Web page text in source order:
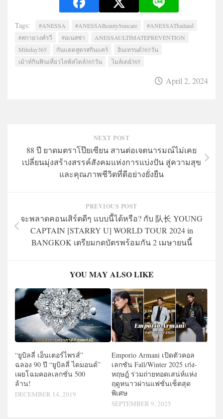
Tags: #ANESSA #ANESSABeautySuncare
#ANESSAThailand
#สกายวงศ์รวี
#อเนสซ่า
ANESSAULTIMATEPREVENTION
Mileday365
กันแดดสูตรสกินแคร์
อินเทรนด์365วัน
เม้าท์กินฟินเที่ยวไลฟ์สไตล์365วัน
ไมล์เดย์365
April 2, 2024
NEXT POST
88 ปี ยาดมตราโป๊ยเซียน สานต่อเจตนารมณ์ไม่เคย
เปลี่ยนมุ่งสร้างสรรค์สังคมแห่งการแบ่งปัน สู่ความสุข
และคุณภาพชีวิตที่ดีอย่างยั่งยืน
PREVIOUS POST
จะพลาดคอนเสิร์ตดีๆ แบบนี้ได้หรือ? กับ 队长 YOUNG
CAPTAIN [STARRY U] WORLD TOUR 2024 in
BANGKOK เตรียมกดบัตรพร้อมกัน 2 เมษายนนี้
YOU MAY ALSO LIKE
“ยูบิลลี่ เอ็นเตอร์ไพรส์”
ฉลอง 90 ปี “ยูบิลลี่ ไดมอนด์”
เผยโฉมคอลเลกชั่น 500
ล้าน!
DECEMBER 14, 2019
Emporio Armani เปิดตัวคอล
เลกชัน Fall/Winter 2025 เก่ง-
หฤษฎ์ ร่วมถ่ายทอดเสน่ห์แห่ง
ฤดูหนาวผ่านแฟชั่นเซ็ตสุด
พิเศษ
SEPTEMBER 9, 2025